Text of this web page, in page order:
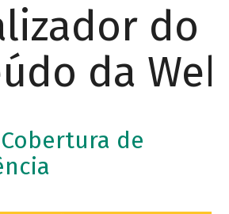
do
da Web
de